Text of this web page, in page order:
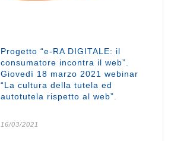
Progetto “e-RA DIGITALE: il
consumatore incontra il web”.
Giovedì 18 marzo 2021 webinar
“La cultura della tutela ed
autotutela rispetto al web”.
16/03/2021